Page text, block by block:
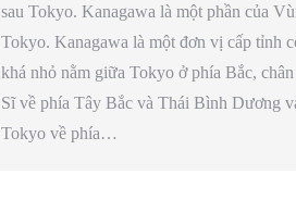
sau Tokyo. Kanagawa là một phần của
Tokyo. Kanagawa là một đơn vị cấp tỉnh
khá nhỏ nằm giữa Tokyo ở phía Bắc,
Sĩ về phía Tây Bắc và Thái Bình Dương
Tokyo về phía…